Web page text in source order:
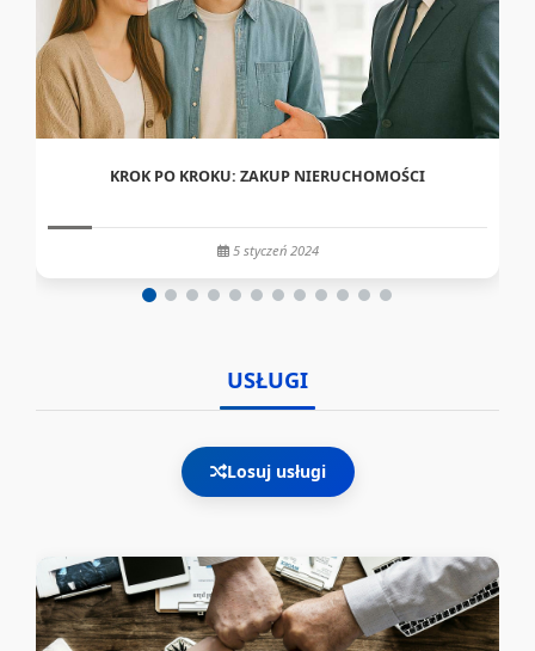
KROK PO KROKU: ZAKUP NIERUCHOMOŚCI
5 styczeń 2024
USŁUGI
Losuj usługi